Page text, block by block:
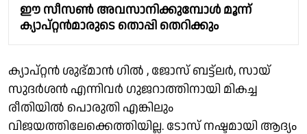
ഈ സീസണ്‍ അവസാനിക്കുമ്പോള്‍ മൂന്ന്
ക്യാപ്റ്റന്‍മാരുടെ തൊപ്പി തെറിക്കും
ക്യാപ്റ്റൻ ശുഭ്മാൻ ഗിൽ , ജോസ് ബട്ട്ലർ, സായ്
സുദർശൻ എന്നിവർ ഗുജറാത്തിനായി മികച്ച
രീതിയിൽ പൊരുതി എങ്കിലും
വിജയത്തിലേക്കെത്തിയില്ല. ടോസ് നഷ്ടമായി ആദ്യം